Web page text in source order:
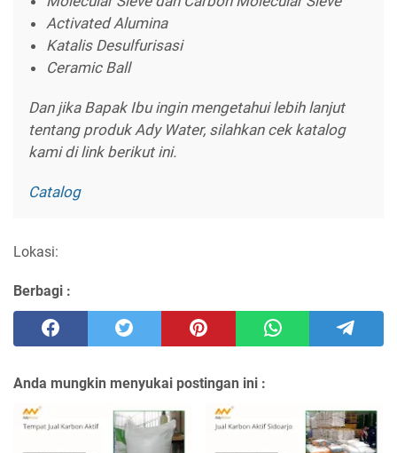
Activated Alumina
Katalis Desulfurisasi
Ceramic Ball
Dan jika Bapak Ibu ingin mengetahui lebih lanjut
tentang produk Ady Water, silahkan cek katalog
kami di link berikut ini.
Catalog
Lokasi:
Berbagi :
Anda mungkin menyukai postingan ini :